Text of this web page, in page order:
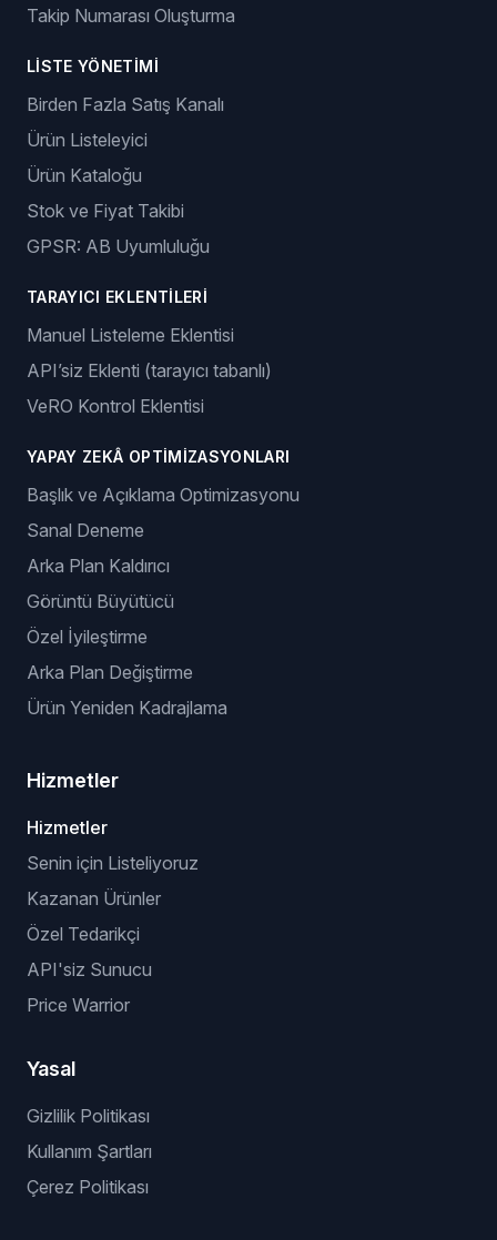
Takip Numarası Oluşturma
LISTE YÖNETIMI
Birden Fazla Satış Kanalı
Ürün Listeleyici
Ürün Kataloğu
Stok ve Fiyat Takibi
GPSR: AB Uyumluluğu
TARAYICI EKLENTILERI
Manuel Listeleme Eklentisi
API’siz Eklenti (tarayıcı tabanlı)
VeRO Kontrol Eklentisi
YAPAY ZEKÂ OPTIMIZASYONLARI
Başlık ve Açıklama Optimizasyonu
Sanal Deneme
Arka Plan Kaldırıcı
Görüntü Büyütücü
Özel İyileştirme
Arka Plan Değiştirme
Ürün Yeniden Kadrajlama
Hizmetler
Hizmetler
Senin için Listeliyoruz
Kazanan Ürünler
Özel Tedarikçi
API'siz Sunucu
Price Warrior
Yasal
Gizlilik Politikası
Kullanım Şartları
Çerez Politikası